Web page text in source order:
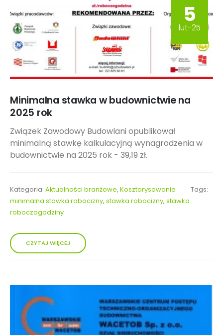
5
lut-25
Minimalna stawka w budownictwie na
2025 rok
Związek Zawodowy Budowlani opublikował
minimalną stawkę kalkulacyjną wynagrodzenia w
budownictwie na 2025 rok - 39,19 zł.
Kategoria: Aktualności branżowe, Kosztorysowanie
Tags:
minimalna stawka robocizny, stawka robocizny, stawka
roboczogodziny
CZYTAJ WIĘCEJ